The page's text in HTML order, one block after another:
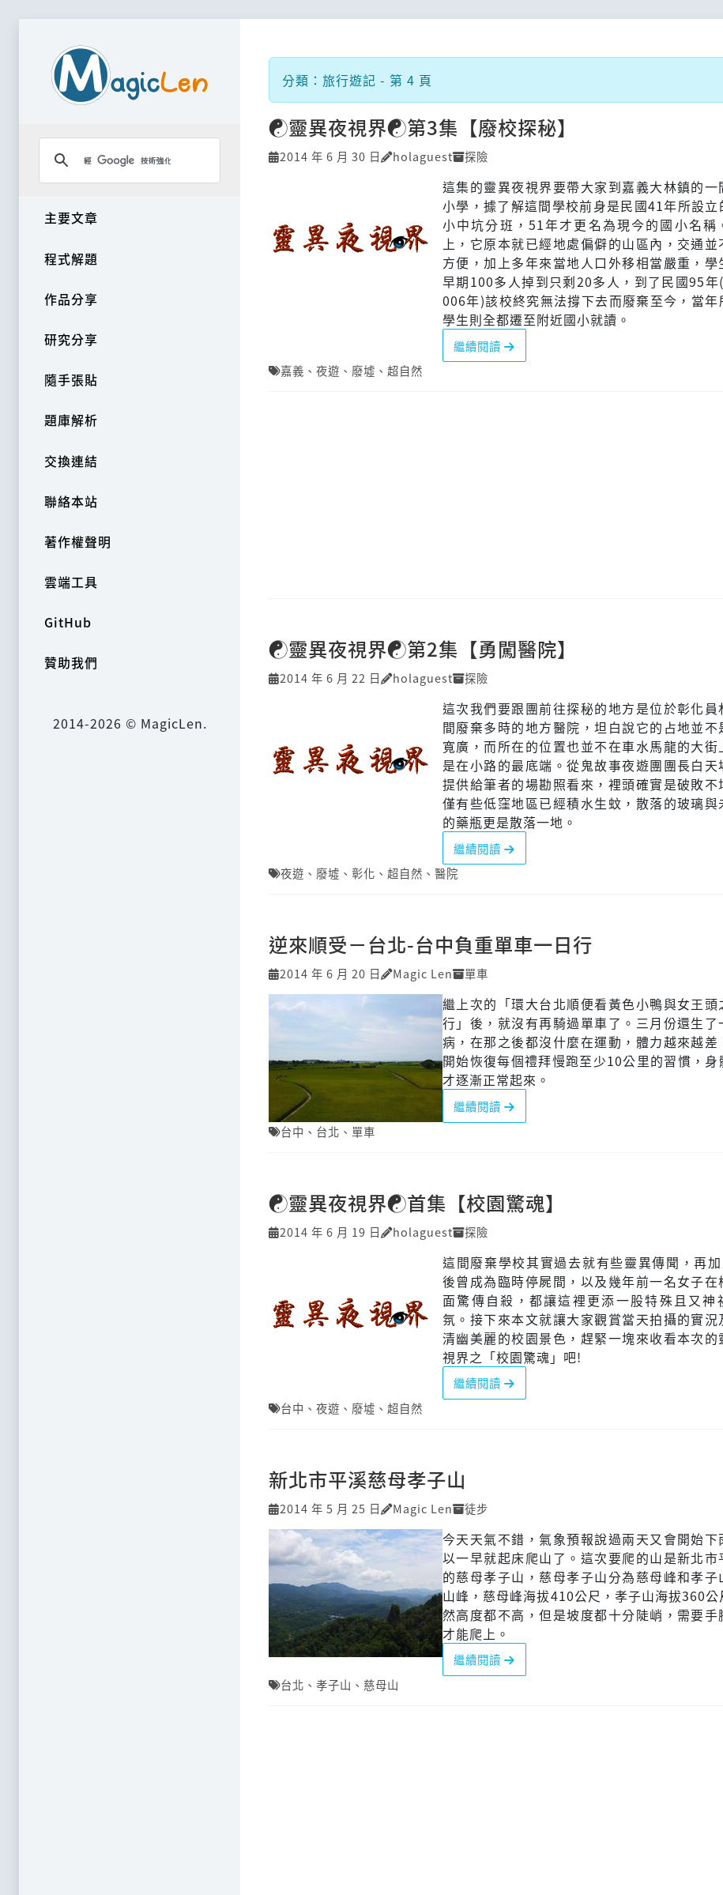
主要文章
程式解題
作品分享
研究分享
隨手張貼
題庫解析
交換連結
聯絡本站
著作權聲明
雲端工具
GitHub
贊助我們
2014-2026 © MagicLen.
分類：旅行遊記 - 第 4 頁
☯靈異夜視界☯第3集【廢校探秘】
2014 年 6 月 30 日 holaguest 探險
這集的靈異夜視界要帶大家到嘉義大林鎮的一
小學，據了解這間學校前身是民國41年所設立
小中坑分班，51年才更名為現今的國小名稱
上，它原本就已經地處偏僻的山區內，交通並
方便，加上多年來當地人口外移相當嚴重，學
早期100多人掉到只剩20多人，到了民國95年
006年)該校終究無法撐下去而廢棄至今，當年
學生則全都遷至附近國小就讀。
繼續閱讀
嘉義 、 夜遊 、 廢墟 、 超自然
☯靈異夜視界☯第2集【勇闖醫院】
2014 年 6 月 22 日 holaguest 探險
這次我們要跟團前往探秘的地方是位於彰化員
間廢棄多時的地方醫院，坦白說它的占地並不
寬廣，而所在的位置也並不在車水馬龍的大街
是在小路的最底端。從鬼故事夜遊團團長白天
提供給筆者的場勘照看來，裡頭確實是破敗不
僅有些低窪地區已經積水生蚊，散落的玻璃與
的藥瓶更是散落一地。
繼續閱讀
夜遊 、 廢墟 、 彰化 、 超自然 、 醫院
逆來順受－台北-台中負重單車一日行
2014 年 6 月 20 日 Magic Len 單車
繼上次的「環大台北順便看黃色小鴨與女王頭
行」後，就沒有再騎過單車了。三月份還生了
病，在那之後都沒什麼在運動，體力越來越差
開始恢復每個禮拜慢跑至少10公里的習慣，身
才逐漸正常起來。
繼續閱讀
台中 、 台北 、 單車
☯靈異夜視界☯首集【校園驚魂】
2014 年 6 月 19 日 holaguest 探險
這間廢棄學校其實過去就有些靈異傳聞，再
後曾成為臨時停屍間，以及幾年前一名女子在
面驚傳自殺，都讓這裡更添一股特殊且又神
氛。接下來本文就讓大家觀賞當天拍攝的實況
清幽美麗的校園景色，趕緊一塊來收看本次的
視界之「校園驚魂」吧!
繼續閱讀
台中 、 夜遊 、 廢墟 、 超自然
新北市平溪慈母孝子山
2014 年 5 月 25 日 Magic Len 徒步
今天天氣不錯，氣象預報說過兩天又會開始下
以一早就起床爬山了。這次要爬的山是新北市
的慈母孝子山，慈母孝子山分為慈母峰和孝子
山峰，慈母峰海拔410公尺，孝子山海拔360公
然高度都不高，但是坡度都十分陡峭，需要手
才能爬上。
繼續閱讀
台北 、 孝子山 、 慈母山